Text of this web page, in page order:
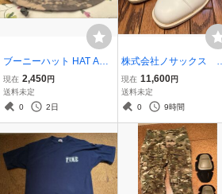
ブーニーハット HAT ACU
UCP Lサイズ (7／ハー
フ。59〜60)レプリカ 中
古 帽子 US ARMY 米陸
現在 2,450円
送料未定
0
2日
株式会社ノサックス 短
靴 3型 白 25.5サイ
ズ 未使用革靴 海上自
衛隊 海自 レザーシュ
現在 11,600円
送料未定
0
9時間